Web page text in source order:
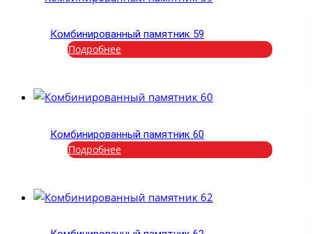
Комбинированный памятник 59
Подробнее
Комбинированный памятник 60
Подробнее